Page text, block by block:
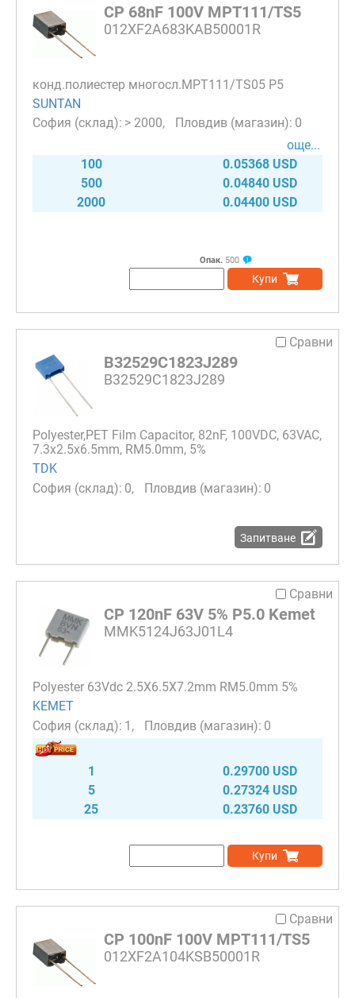
CP 68nF 100V MPT111/TS5
012XF2A683KAB50001R
конд.полиестер многосл.MPT111/TS05 P5
SUNTAN
> 2000
0
още...
100
0.05368 USD
500
0.04840 USD
2000
0.04400 USD
Опак. 500
Купи
Сравни
B32529C1823J289
B32529C1823J289
Polyester,PET Film Capacitor, 82nF, 100VDC, 63VAC,
7.3x2.5x6.5mm, RM5.0mm, 5%
TDK
0
0
Запитване
Сравни
CP 120nF 63V 5% P5.0 Kemet
MMK5124J63J01L4
Polyester 63Vdc 2.5X6.5X7.2mm RM5.0mm 5%
KEMET
1
0
1
0.29700 USD
5
0.27324 USD
25
0.23760 USD
Купи
Сравни
CP 100nF 100V MPT111/TS5
012XF2A104KSB50001R